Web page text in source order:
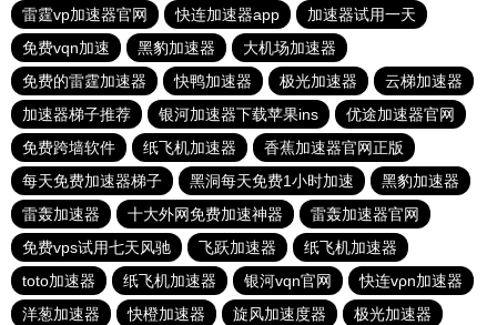
雷霆vp加速器官网
快连加速器app
加速器试用一天
免费vqn加速
黑豹加速器
大机场加速器
免费的雷霆加速器
快鸭加速器 极光加速器
云梯加速器
加速器梯子推荐
银河加速器下载苹果ins
优途加速器官网
免费跨墙软件
纸飞机加速器
香蕉加速器官网正版
每天免费加速器梯子
黑洞每天免费1小时加速
黑豹加速器
雷轰加速器
十大外网免费加速神器
雷轰加速器官网
免费vps试用七天风驰
飞跃加速器
纸飞机加速器
toto加速器
纸飞机加速器 银河vqn官网
快连vρn加速器
洋葱加速器
快橙加速器 旋风加速度器 极光加速器